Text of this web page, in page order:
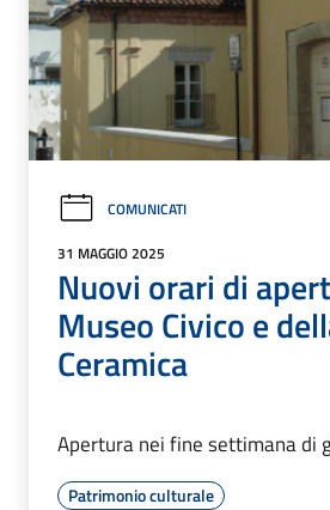
COMUNICATI
31 MAGGIO 2025
Nuovi orari di
Museo Civico e
Ceramica
Apertura nei fine settimana di
Patrimonio culturale